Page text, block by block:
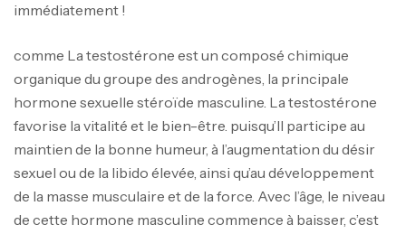
immédiatement !
comme La testostérone est un composé chimique
organique du groupe des androgènes, la principale
hormone sexuelle stéroïde masculine. La testostérone
favorise la vitalité et le bien-être. puisqu’Il participe au
maintien de la bonne humeur, à l’augmentation du désir
sexuel ou de la libido élevée, ainsi qu’au développement
de la masse musculaire et de la force. Avec l’âge, le niveau
de cette hormone masculine commence à baisser, c’est